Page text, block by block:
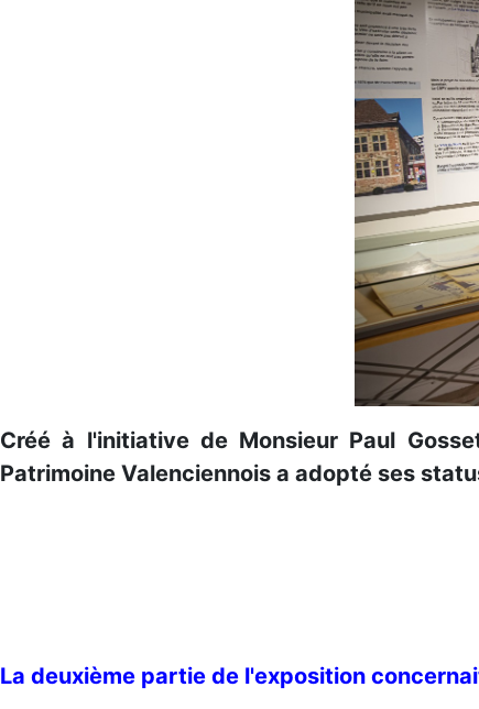
Créé à l'initiative de Monsieur Paul
Patrimoine Valenciennois a adopté ses
La deuxième partie de l'exposition